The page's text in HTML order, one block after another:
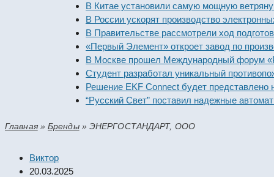
В Китае установили самую мощную ветряную
В России ускорят производство электронных
В Правительстве рассмотрели ход подготовки
«Первый Элемент» откроет завод по
В Москве прошел Международный форум
Студент разработал уникальный
Решение EKF Connect будет представлено на
“Русский Свет” поставил надежные
Главная»Бренды» ЭНЕРГОСТАНДАРТ, ООО
Виктор
20.03.2025